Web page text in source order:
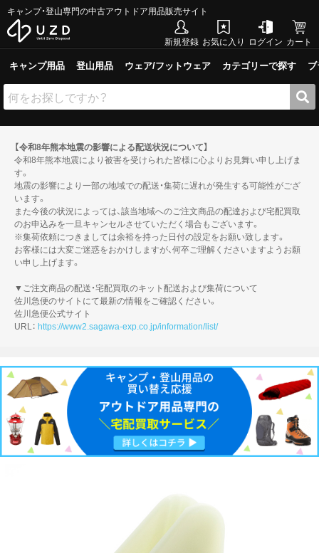
キャンプ・登山専門の中古アウトドア用品販売サイト
新規登録 お気に入り ログイン カート
キャンプ用品 登山用品 ウェア/フットウェア カテゴリーで探す
【令和8年熊本地震の影響による配送状況について】
令和8年熊本地震により被害を受けられた皆様に心よりお見舞い申し上げま
す。
地震の影響により一部の地域での配送・集荷に遅れが発生する可能性がござ
います。
また今後の状況によっては、該当地域へのご注文商品の配達および宅配買取
のお申込みを一旦キャンセルさせていただく場合もございます。
※集荷依頼につきましては余裕を持った日付の設定をお願い致します。
お客様には大変ご迷惑をおかけしますが、何卒ご理解くださいますようお願
い申し上げます。
▼ご注文商品の配送・宅配買取のキット配送および集荷について
佐川急便のサイトにて最新の情報をご確認ください。
佐川急便公式サイト
URL： https://www2.sagawa-exp.co.jp/information/list/